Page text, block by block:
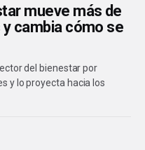
mueve más de
cambia cómo se
del bienestar por
y lo proyecta hacia los